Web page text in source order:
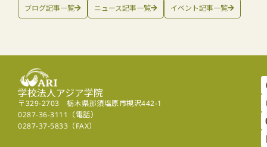
ブログ記事一覧 ニュース記事一覧 イベント記事一覧
学校法人アジア学院
〒329-2703 栃木県那須塩原市槻沢442-1
0287-36-3111（電話）
0287-37-5833（FAX）